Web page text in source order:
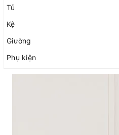
Tủ
Kệ
Giường
Phụ kiện